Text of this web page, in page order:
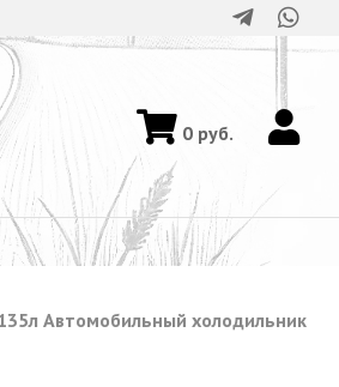
0руб.
Автомобильный холодильник